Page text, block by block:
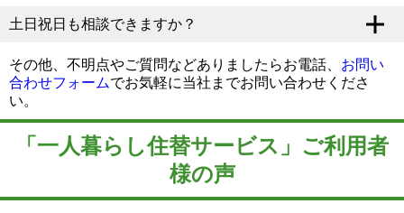
土日祝日も相談できますか？
その他、不明点やご質問などありましたらお電話、 お問い
合わせフォームでお気軽に当社までお問い合わせくださ
い。
「一人暮らし住替サービス」ご利用者
様の声